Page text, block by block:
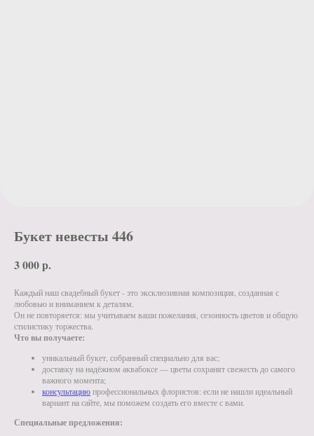
Букет невесты 446
3 000р.
Каждый наш свадебный букет - это эксклюзивная композиция, созданная с
любовью и вниманием к деталям.
Он не повторяется: мы учитываем ваши пожелания, сезонность цветов и общую
стилистику торжества.
Что вы получаете:
уникальный букет, собранный специально для вас;
доставку на надёжном аквабоксе — цветы сохранят свежесть до самого
важного момента;
консультациюпрофессиональных флористов: если не нашли идеальный
вариант на сайте, мы поможем создать его вместе с вами.
Специальные предложения: